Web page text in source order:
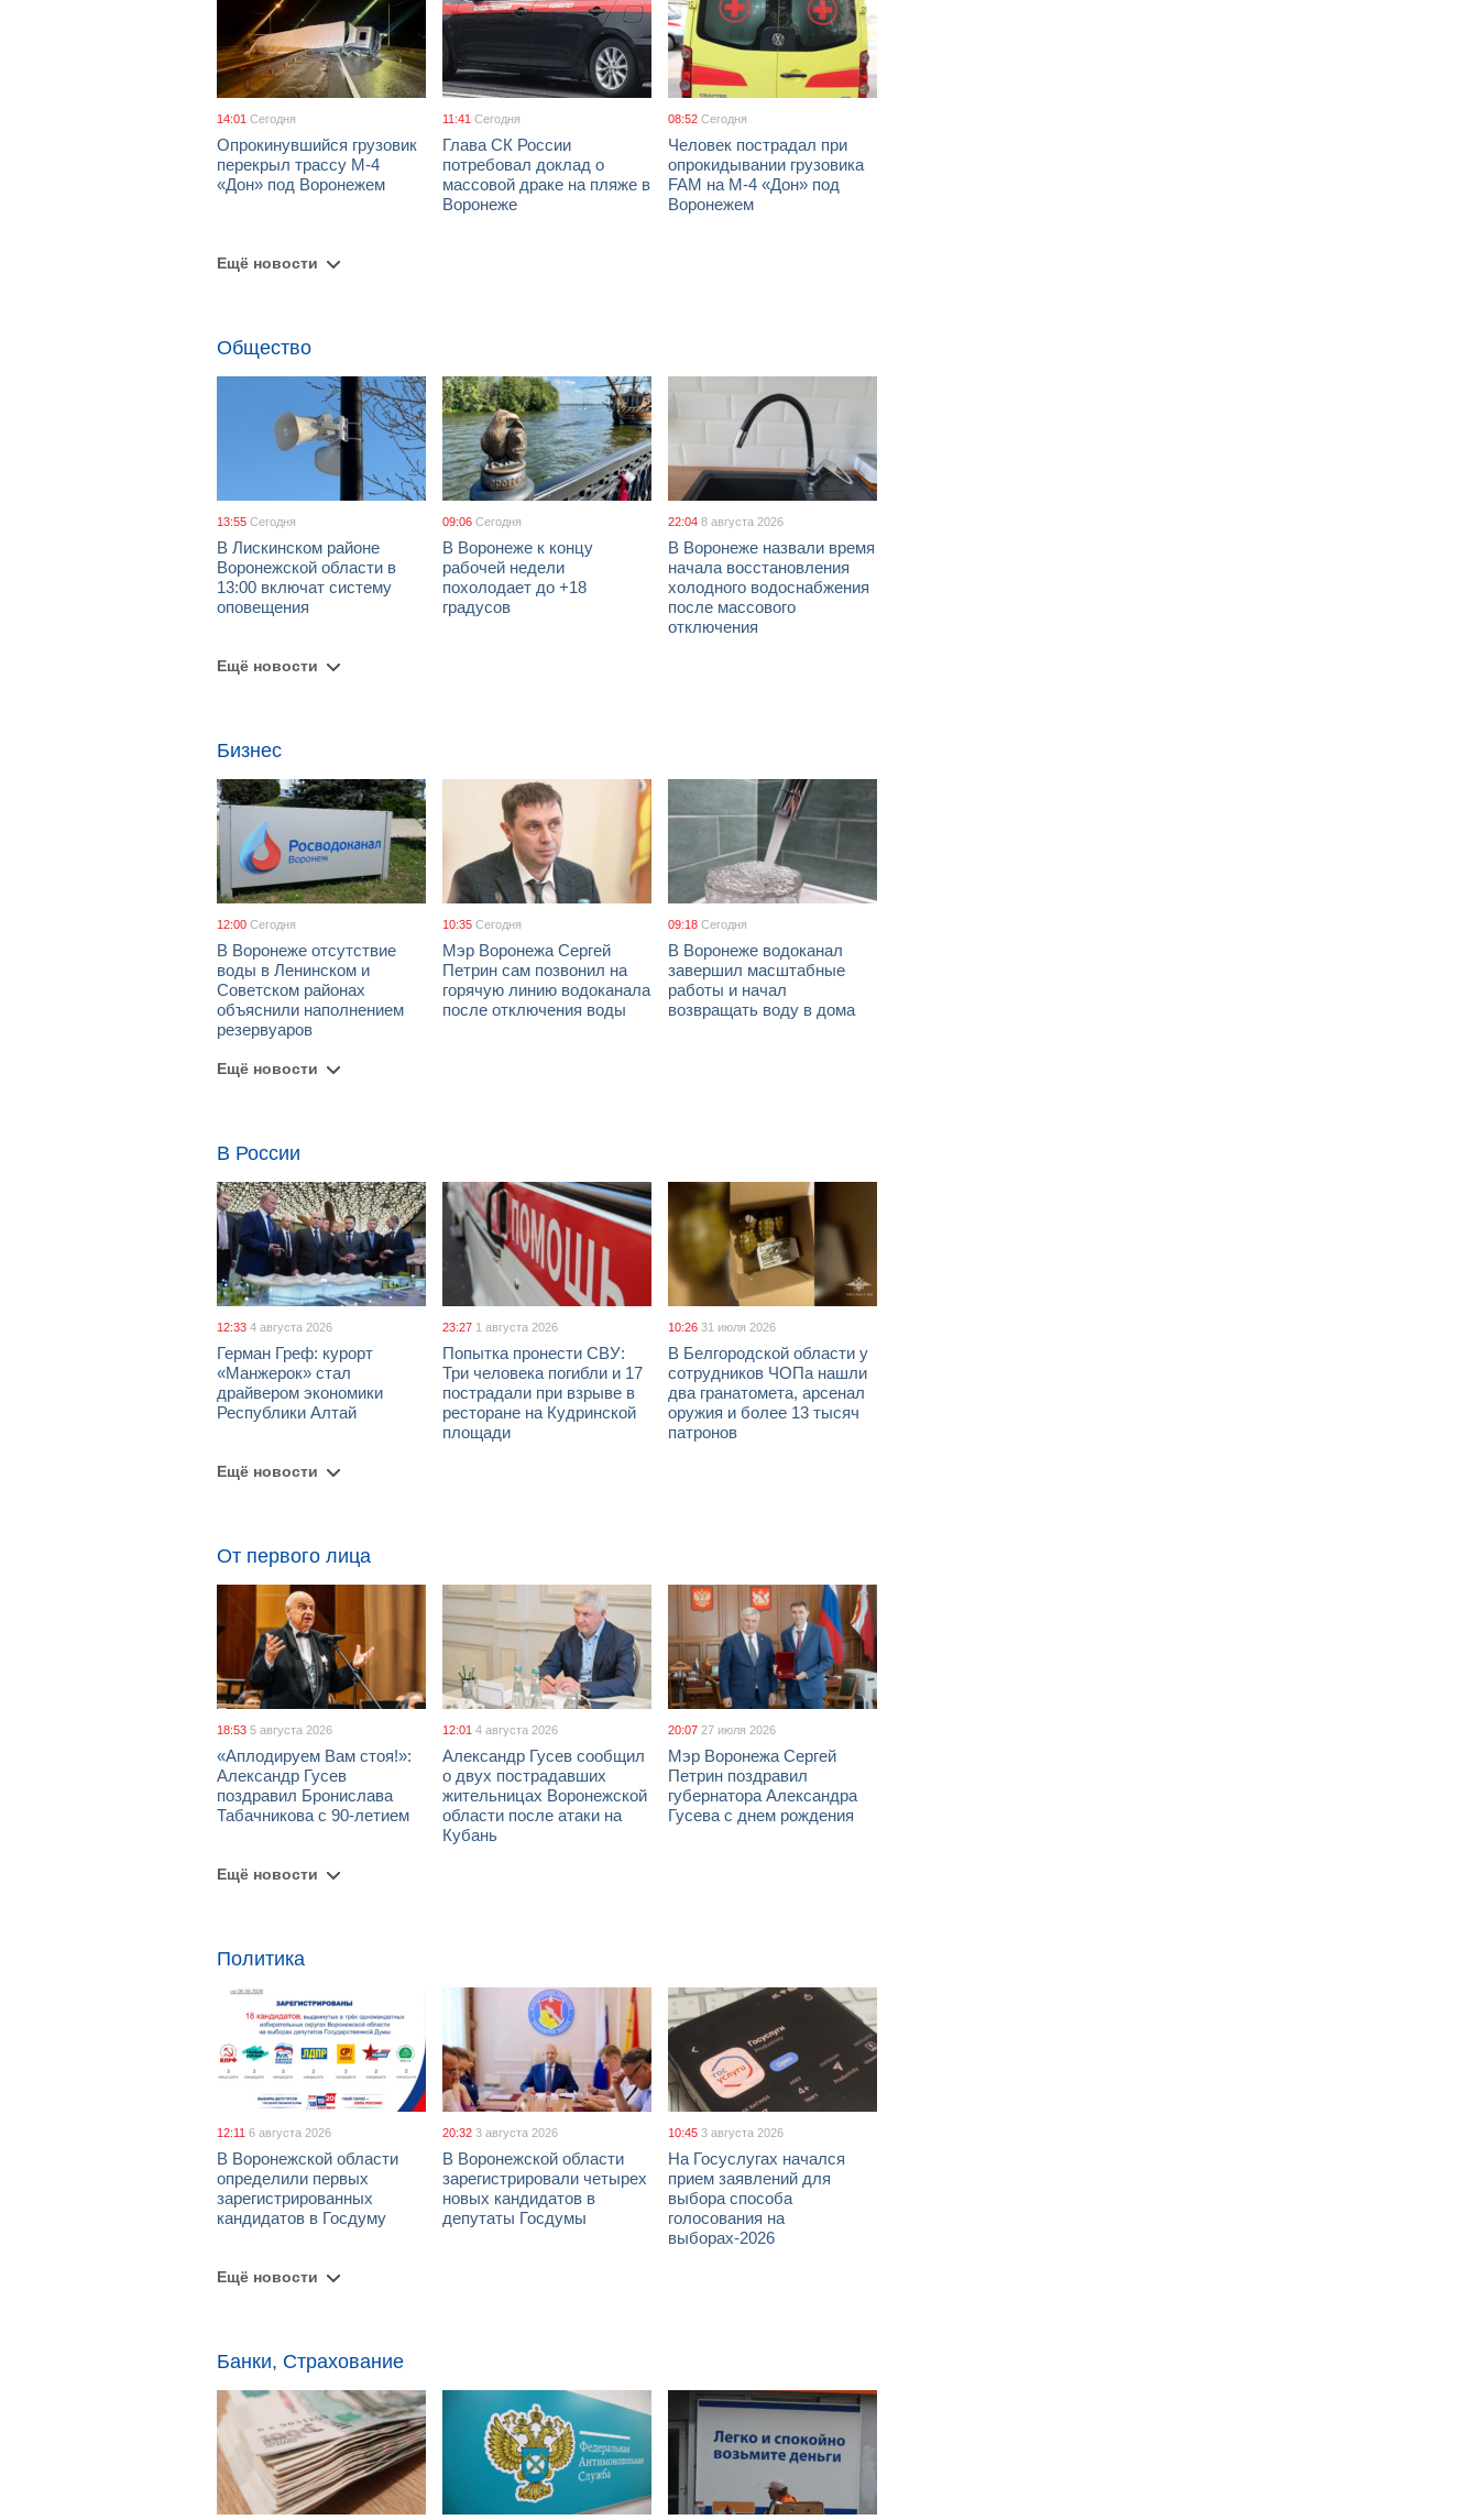
14:01 Сегодня
Опрокинувшийся грузовик
перекрыл трассу М-4
«Дон» под Воронежем
11:41 Сегодня
Глава СК России
потребовал доклад о
массовой драке на пляже в
Воронеже
08:52 Сегодня
Человек пострадал при
опрокидывании грузовика
FAM на М-4 «Дон» под
Воронежем
Ещё новости
Общество
13:55 Сегодня
В Лискинском районе
Воронежской области в
13:00 включат систему
оповещения
09:06 Сегодня
В Воронеже к концу
рабочей недели
похолодает до +18
градусов
22:04 8 августа 2026
В Воронеже назвали время
начала восстановления
холодного водоснабжения
после массового
отключения
Ещё новости
Бизнес
12:00 Сегодня
В Воронеже отсутствие
воды в Ленинском и
Советском районах
объяснили наполнением
резервуаров
10:35 Сегодня
Мэр Воронежа Сергей
Петрин сам позвонил на
горячую линию водоканала
после отключения воды
09:18 Сегодня
В Воронеже водоканал
завершил масштабные
работы и начал
возвращать воду в дома
Ещё новости
В России
12:33 4 августа 2026
Герман Греф: курорт
«Манжерок» стал
драйвером экономики
Республики Алтай
23:27 1 августа 2026
Попытка пронести СВУ:
Три человека погибли и 17
пострадали при взрыве в
ресторане на Кудринской
площади
10:26 31 июля 2026
В Белгородской области у
сотрудников ЧОПа нашли
два гранатомета, арсенал
оружия и более 13 тысяч
патронов
Ещё новости
От первого лица
18:53 5 августа 2026
«Аплодируем Вам стоя!»:
Александр Гусев
поздравил Бронислава
Табачникова с 90-летием
12:01 4 августа 2026
Александр Гусев сообщил
о двух пострадавших
жительницах Воронежской
области после атаки на
Кубань
20:07 27 июля 2026
Мэр Воронежа Сергей
Петрин поздравил
губернатора Александра
Гусева с днем рождения
Ещё новости
Политика
12:11 6 августа 2026
В Воронежской области
определили первых
зарегистрированных
кандидатов в Госдуму
20:32 3 августа 2026
В Воронежской области
зарегистрировали четырех
новых кандидатов в
депутаты Госдумы
10:45 3 августа 2026
На Госуслугах начался
прием заявлений для
выбора способа
голосования на
выборах-2026
Ещё новости
Банки, Страхование